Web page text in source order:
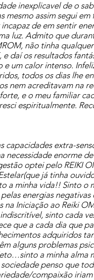
inexplicavel de o
mesmo assim segui
de em sentir
luz. Admito que
não tinha
daí os resultados
um calor intenso.
todos os dias lhe
nem acreditavam na
e o meu familiar
espiritualmente.
extra-
enorme
optei pelo REIKI
já tinha
a minha vida!! Sinto o
energias
Iniciação ao Reiki
sinto cada
que a cada dia que
adquiridos
alguns problemas
a minha alma
penso que
compaixão